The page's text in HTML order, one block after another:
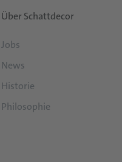
Über Schattdecor
Jobs
News
Historie
Philosophie